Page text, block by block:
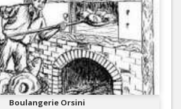
Boulangerie Orsini